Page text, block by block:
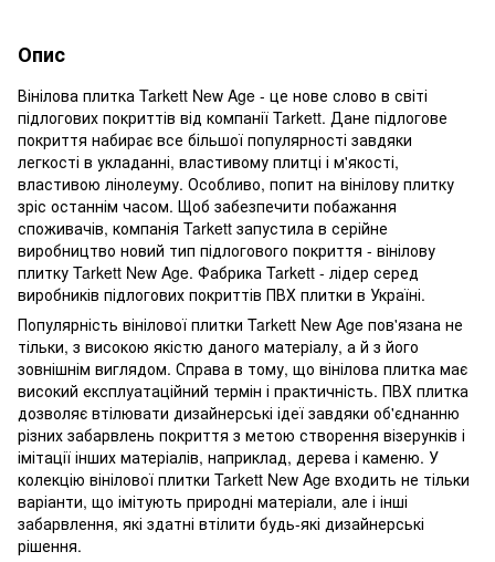
Опис
Вінілова плитка Tarkett New Age - це нове слово в світі
підлогових покриттів від компанії Tarkett. Дане підлогове
покриття набирає все більшої популярності завдяки
легкості в укладанні, властивому плитці і м'якості,
властивою лінолеуму. Особливо, попит на вінілову плитку
зріс останнім часом. Щоб забезпечити побажання
споживачів, компанія Tarkett запустила в серійне
виробництво новий тип підлогового покриття - вінілову
плитку Tarkett New Age. Фабрика Tarkett - лідер серед
виробників підлогових покриттів ПВХ плитки в Україні.
Популярність вінілової плитки Tarkett New Age пов'язана не
тільки, з високою якістю даного матеріалу, а й з його
зовнішнім виглядом. Справа в тому, що вінілова плитка має
високий експлуатаційний термін і практичність. ПВХ плитка
дозволяє втілювати дизайнерські ідеї завдяки об'єднанню
різних забарвлень покриття з метою створення візерунків і
імітації інших матеріалів, наприклад, дерева і каменю. У
колекцію вінілової плитки Tarkett New Age входить не тільки
варіанти, що імітують природні матеріали, але і інші
забарвлення, які здатні втілити будь-які дизайнерські
рішення.